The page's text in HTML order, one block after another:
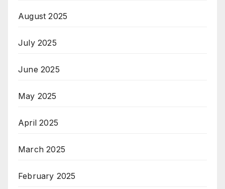
August 2025
July 2025
June 2025
May 2025
April 2025
March 2025
February 2025